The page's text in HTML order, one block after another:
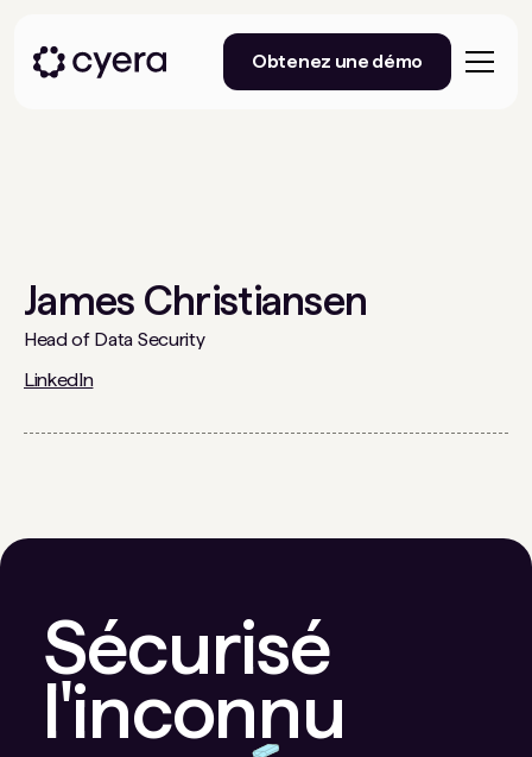
Obtenez une démo
James Christiansen
Head of Data Security
LinkedIn
Sécurisé
l'inconnu